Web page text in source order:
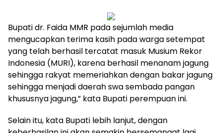
Bupati dr. Faida MMR pada sejumlah media
mengucapkan terima kasih pada warga setempat
yang telah berhasil tercatat masuk Musium Rekor
Indonesia (MURI), karena berhasil menanam jagung
sehingga rakyat memeriahkan dengan bakar jagung
sehingga menjadi daerah swa sembada pangan
khususnya jagung,” kata Bupati perempuan ini.
Selain itu, kata Bupati lebih lanjut, dengan